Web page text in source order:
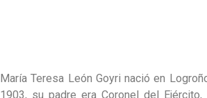
María Teresa León Goyri nació en
1903, su padre era Coronel del